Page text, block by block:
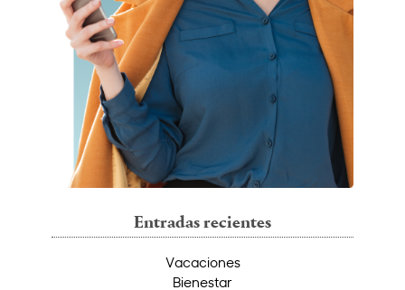
Entradas recientes
Vacaciones
Bienestar